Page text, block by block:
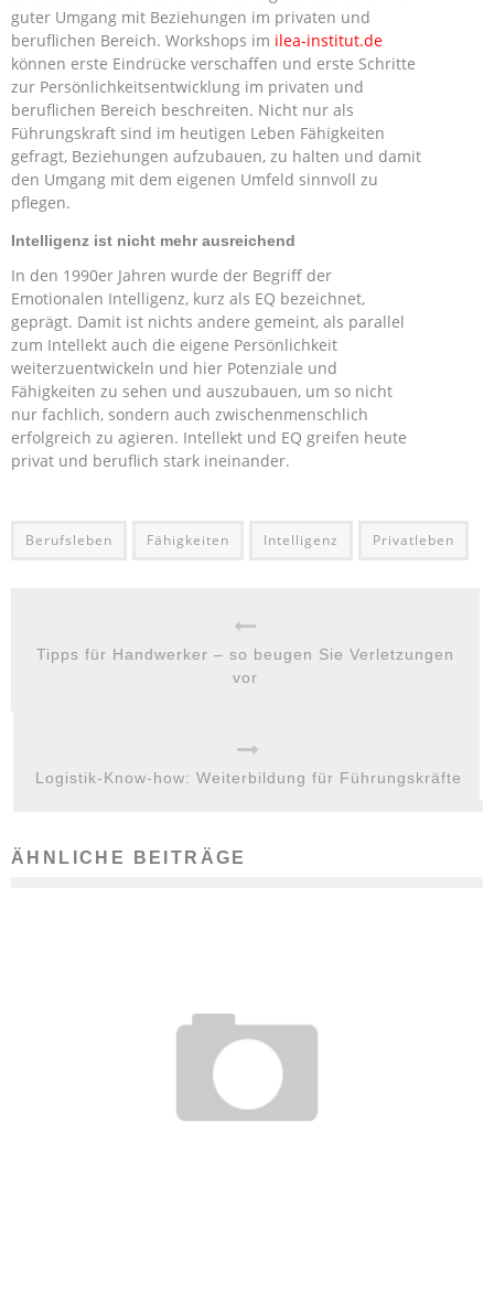
guter Umgang mit Beziehungen im privaten und
beruflichen Bereich. Workshops im ilea-institut.de
können erste Eindrücke verschaffen und erste Schritte
zur Persönlichkeitsentwicklung im privaten und
beruflichen Bereich beschreiten. Nicht nur als
Führungskraft sind im heutigen Leben Fähigkeiten
gefragt, Beziehungen aufzubauen, zu halten und damit
den Umgang mit dem eigenen Umfeld sinnvoll zu
pflegen.
Intelligenz ist nicht mehr ausreichend
In den 1990er Jahren wurde der Begriff der
Emotionalen Intelligenz, kurz als EQ bezeichnet,
geprägt. Damit ist nichts andere gemeint, als parallel
zum Intellekt auch die eigene Persönlichkeit
weiterzuentwickeln und hier Potenziale und
Fähigkeiten zu sehen und auszubauen, um so nicht
nur fachlich, sondern auch zwischenmenschlich
erfolgreich zu agieren. Intellekt und EQ greifen heute
privat und beruflich stark ineinander.
Berufsleben Fähigkeiten Intelligenz Privatleben
Tipps für Handwerker – so beugen Sie Verletzungen
vor
Logistik-Know-how: Weiterbildung für Führungskräfte
ÄHNLICHE BEITRÄGE